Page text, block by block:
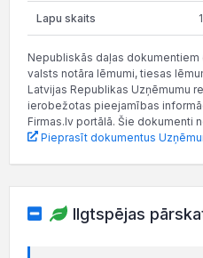
1
Nepubliskās daļas
valsts notāra lēmumi, tiesas
Latvijas Republikas Uzņēmumu
ierobežotas pieejamības
Firmas.lv portālā. Šie dokumenti
Pieprasīt dokumentus
Ilgtspējas